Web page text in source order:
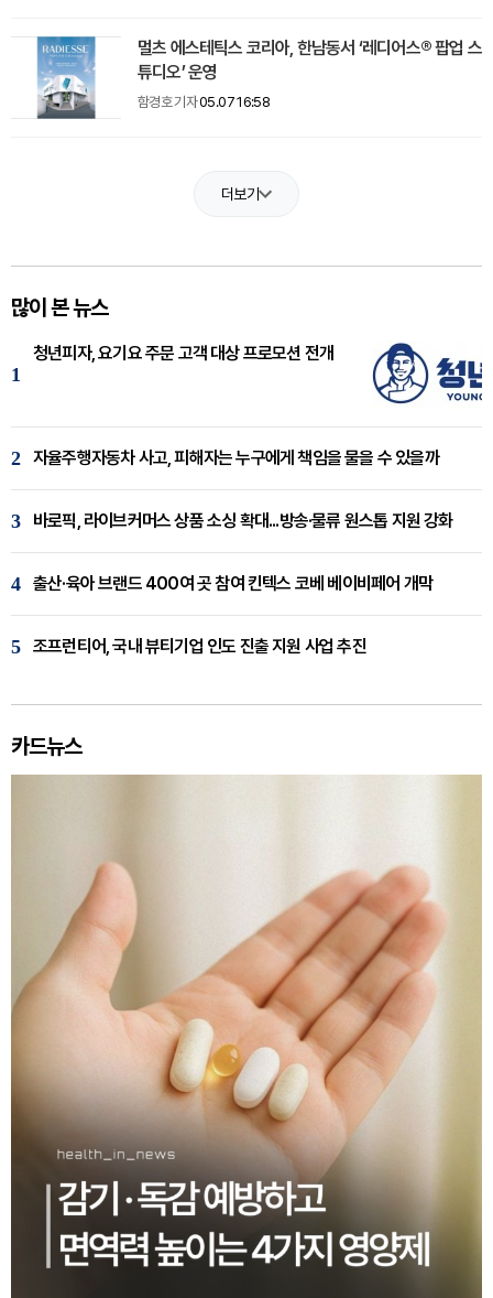
멀츠 에스테틱스 코리아, 한남동서 ‘레디어스® 팝업 스
튜디오’ 운영
함경호 기자05.07 16:58
더보기
많이 본 뉴스
1
청년피자, 요기요 주문 고객 대상 프로모션 전개
2 자율주행자동차 사고, 피해자는 누구에게 책임을 물을 수 있을까
3 바로픽, 라이브커머스 상품 소싱 확대...방송·물류 원스톱 지원 강화
4 출산·육아 브랜드 400여 곳 참여 킨텍스 코베 베이비페어 개막
5 조프런티어, 국내 뷰티기업 인도 진출 지원 사업 추진
카드뉴스